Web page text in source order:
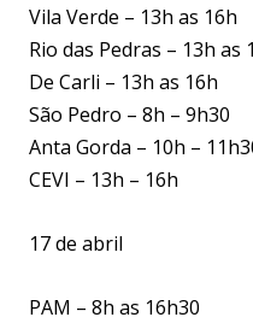
Vila Verde – 13h as 16h
Rio das Pedras – 13h as
De Carli – 13h as 16h
São Pedro – 8h – 9h30
Anta Gorda –
CEVI – 13h – 16h
17 de abril
PAM – 8h as 16h30